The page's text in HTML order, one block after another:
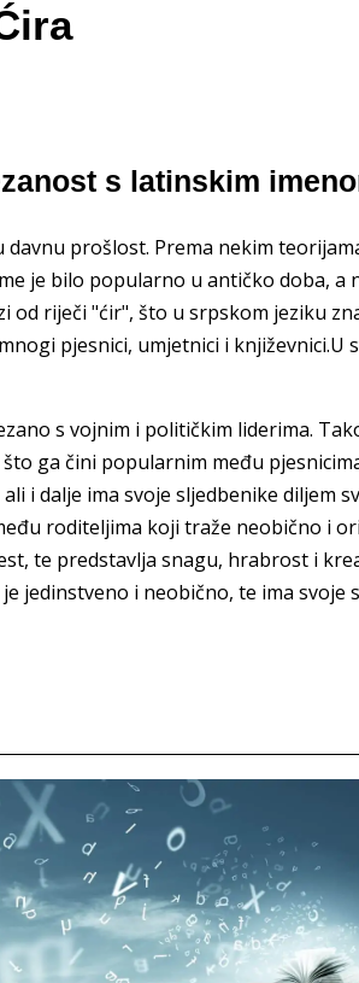
s latinskim
prošlost. Prema nekim
je bilo popularno u antičko doba, a
od riječi "ćir", što u srpskom jeziku
pjesnici, umjetnici i književnici.U
s vojnim i političkim liderima.
ga čini popularnim među
i dalje ima svoje sljedbenike diljem
roditeljima koji traže neobično i
te predstavlja snagu, hrabrost i
jedinstveno i neobično, te ima svoje